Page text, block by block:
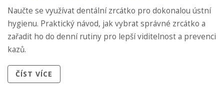
HYGIENU
Naučte se využívat dentální zrcátko pro dokonalou ústní
hygienu. Praktický návod, jak vybrat správné zrcátko a
zařadit ho do denní rutiny pro lepší viditelnost a prevenci
kazů.
ČÍST VÍCE